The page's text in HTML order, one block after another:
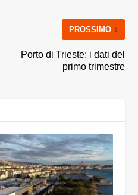
PROSSIMO
Porto di Trieste: i dati del
primo trimestre